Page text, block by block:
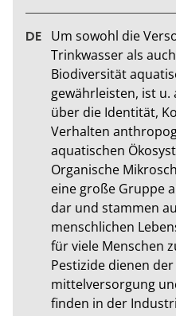
Um sowohl die
Trinkwasser als
Biodiversität
gewährleisten, ist
über die Identität,
Verhalten
aquatischen
Organische
eine große Gruppe
dar und stammen
menschlichen
für viele Menschen
Pestizide dienen
mittelversorgung
finden in der